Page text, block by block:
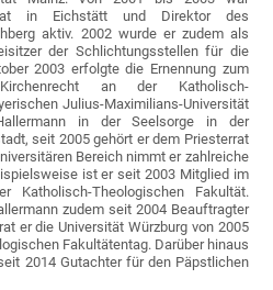
in Eichstätt und Direktor des
aktiv. 2002 wurde er zudem als
der Schlichtungsstellen für die
2003 erfolgte die Ernennung zum
an der Katholisch-
Julius-Maximilians-Universität
in der Seelsorge in der
seit 2005 gehört er dem Priesterrat
Bereich nimmt er zahlreiche
ist er seit 2003 Mitglied im
Katholisch-Theologischen Fakultät.
zudem seit 2004 Beauftragter
er die Universität Würzburg von 2005
Fakultätentag. Darüber hinaus
2014 Gutachter für den Päpstlichen